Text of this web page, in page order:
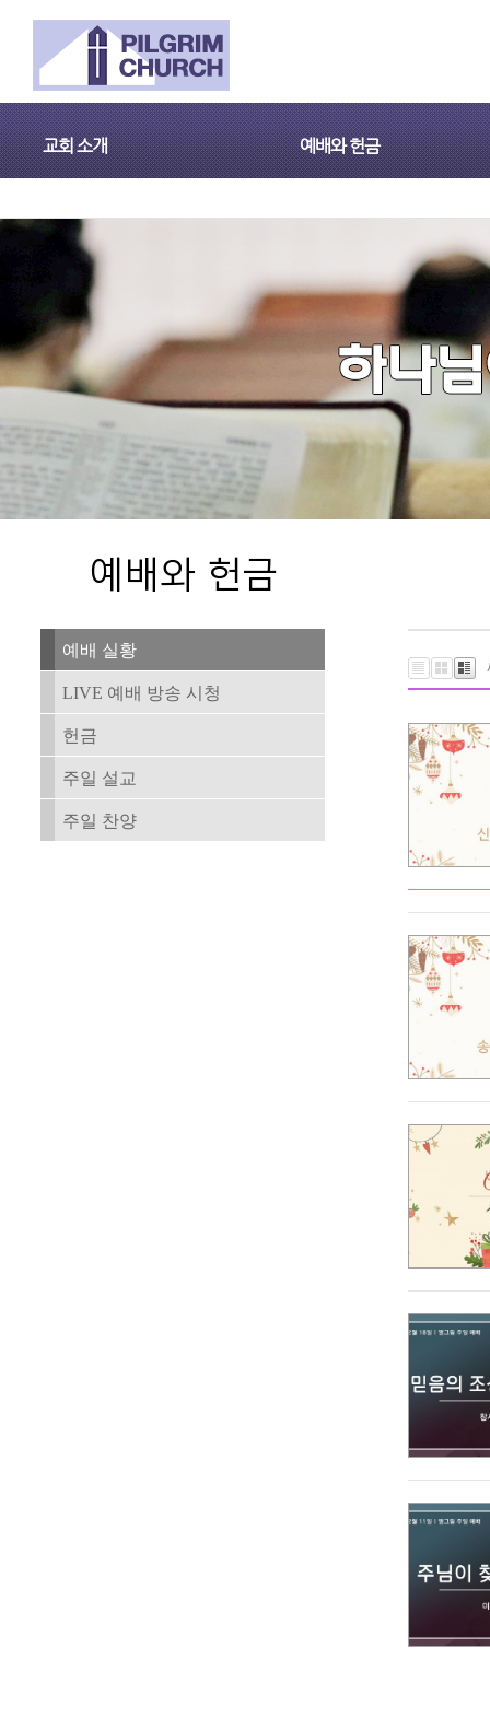
교회 소개 예배와 헌금
예배 실황
LIVE 예배 방송 시청
헌금
주일 설교
주일 찬양